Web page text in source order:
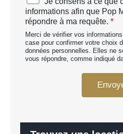
A
p
e
r
s
o
s
c
c
o
r
d
R
informations afin que Pop
répondre à ma requête. *
Merci de vérifier vos
case pour confirmer votre choix
données personnelles. Elles ne
vous répondre, comme indiqué